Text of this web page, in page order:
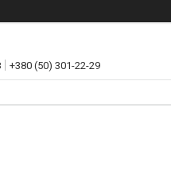
+380 (50) 301-22-29